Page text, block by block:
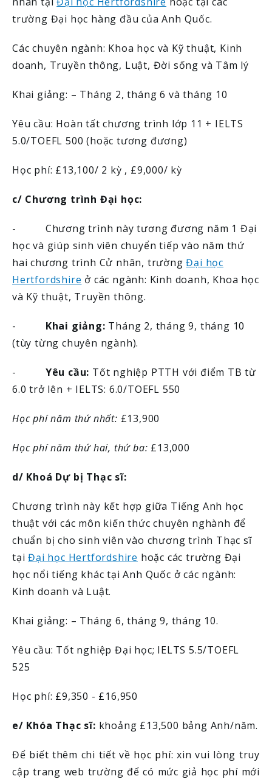
trường Đại học hàng đầu của Anh Quốc.
Các chuyên ngành: Khoa học và Kỹ thuật, Kinh
doanh, Truyền thông, Luật, Đời sống và Tâm lý
Khai giảng: – Tháng 2, tháng 6 và tháng 10
Yêu cầu: Hoàn tất chương trình lớp 11 + IELTS
5.0/TOEFL 500 (hoặc tương đương)
Học phí: £13,100/ 2 kỳ , £9,000/ kỳ
c/ Chương trình Đại học:
- Chương trình này tương đương năm 1 Đại
học và giúp sinh viên chuyển tiếp vào năm thứ
hai chương trình Cử nhân, trườngĐại học
Hertfordshire ở các ngành: Kinh doanh, Khoa học
và Kỹ thuật, Truyền thông.
- Khai giảng: Tháng 2, tháng 9, tháng 10
(tùy từng chuyên ngành).
- Yêu cầu: Tốt nghiệp PTTH với điểm TB từ
6.0 trở lên + IELTS: 6.0/TOEFL 550
Học phí năm thứ nhất: £13,900
Học phí năm thứ hai, thứ ba: £13,000
d/ Khoá Dự bị Thạc sĩ:
Chương trình này kết hợp giữa Tiếng Anh học
thuật với các môn kiến thức chuyên nghành để
chuẩn bị cho sinh viên vào chương trình Thạc sĩ
tạiĐại học Hertfordshire hoặc các trường Đại
học nổi tiếng khác tại Anh Quốc ở các ngành:
Kinh doanh và Luật.
Khai giảng: – Tháng 6, tháng 9, tháng 10.
Yêu cầu: Tốt nghiệp Đại học; IELTS 5.5/TOEFL
525
Học phí: £9,350 - £16,950
e/ Khóa Thạc sĩ: khoảng £13,500 bảng Anh/năm.
Để biết thêm chi tiết về học phí: xin vui lòng truy
cập trang web trường để có mức giả học phí mới